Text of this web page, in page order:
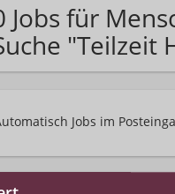
Jobs für
"Teilzeit
Jobs im